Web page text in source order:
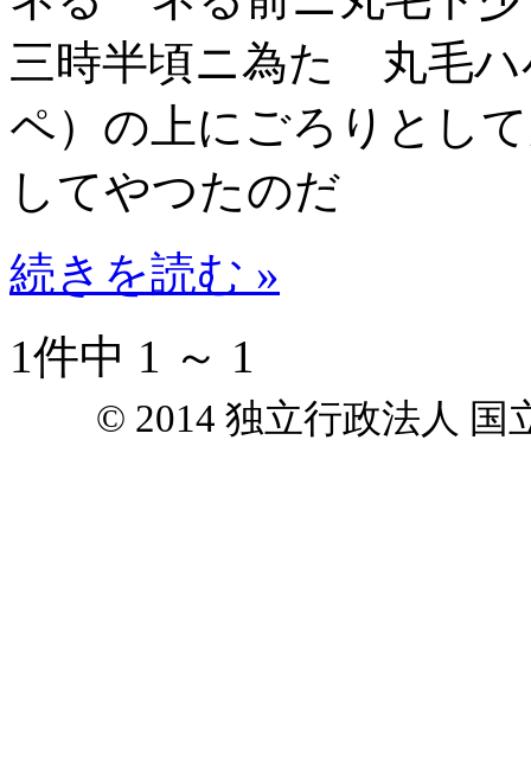
三時半頃ニ為た 丸毛ハ
ペ）の上にごろりとし
してやつたのだ
続きを読む »
1件中 1 ～ 1
© 2014 独立行政法人 国